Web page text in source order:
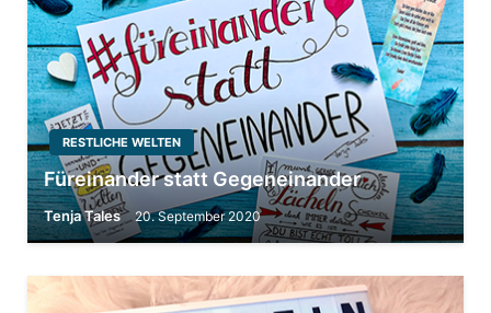
RESTLICHE WELTEN
Füreinander statt Gegeneinander
Tenja Tales 20. September 2020